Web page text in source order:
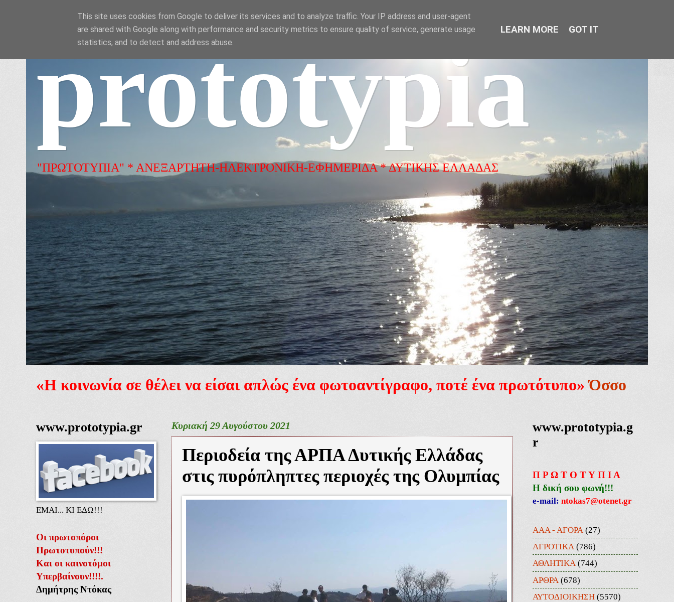
prototypia
"ΠΡΩΤΟΤΥΠΙΑ" * ΑΝΕΞΑΡΤΗΤΗ-ΗΛΕΚΤΡΟΝΙΚΗ-ΕΦΗΜΕΡΙΔΑ * ΔΥΤΙΚΗΣ ΕΛΛΑΔΑΣ
«Η κοινωνία σε θέλει να είσαι απλώς ένα φωτοαντίγραφο, ποτέ ένα πρωτότυπο» Όσσο
Κυριακή 29 Αυγούστου 2021
Περιοδεία της ΑΡΠΑ Δυτικής Ελλάδας
στις πυρόπληπτες περιοχές της Ολυμπίας
www.prototypia.gr
ΕΜΑΙ... ΚΙ ΕΔΩ!!!
Οι πρωτοπόροι
Πρωτοτυπούν!!!
Και οι καινοτόμοι
Υπερβαίνουν!!!!.
Δημήτρης Ντόκας
www.prototypia.g
r
Π Ρ Ω Τ Ο Τ Υ Π Ι Α
Η δική σου φωνή!!!
e-mail: ntokas7@otenet.gr
ΑΑΑ - ΑΓΟΡΑ (27)
ΑΓΡΟΤΙΚΑ (786)
ΑΘΛΗΤΙΚΑ (744)
ΑΡΘΡΑ (678)
ΑΥΤΟΔΙΟΙΚΗΣΗ (5570)
This site uses cookies from Google to deliver its services and to analyze traffic. Your IP address and user-agent
are shared with Google along with performance and security metrics to ensure quality of service, generate usage
statistics, and to detect and address abuse.
LEARN MORE GOT IT